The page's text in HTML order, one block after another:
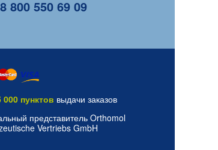
8 800 550 69 09
000 пунктов выдачи заказов
представитель Orthomol
Vertriebs GmbH